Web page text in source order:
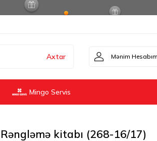
Axtar Mənim Hesabım
Mingo Servis
Rəngləmə kitabı (268-16/17)